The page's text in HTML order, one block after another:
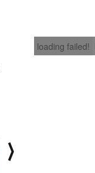
loading failed!
⟩